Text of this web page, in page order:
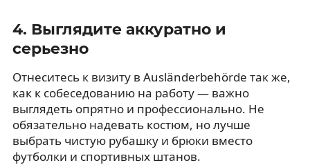
4. Выглядите аккуратно и
серьезно
Отнеситесь к визиту в Ausländerbehörde так же,
как к собеседованию на работу — важно
выглядеть опрятно и профессионально. Не
обязательно надевать костюм, но лучше
выбрать чистую рубашку и брюки вместо
футболки и спортивных штанов.